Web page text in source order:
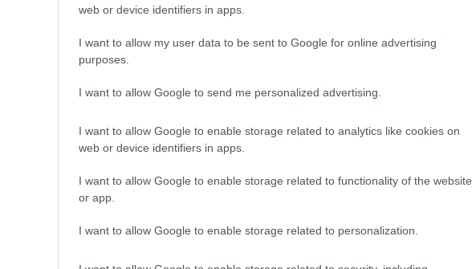
web or device identifiers in apps.
I want to allow my user data to be sent to Google for online advertising
purposes.
I want to allow Google to send me personalized advertising.
I want to allow Google to enable storage related to analytics like cookies on
web or device identifiers in apps.
I want to allow Google to enable storage related to functionality of the website
or app.
I want to allow Google to enable storage related to personalization.
μικρότερη σε κυβισμό σύγχρονη Tiger που έχουμε δει μέχρι στιγμής,
πλήρως το πλαίσιο, το μοτέρ και τις αναρτήσεις της Trident 660 και